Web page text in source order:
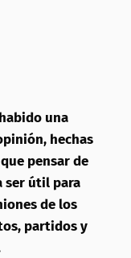
una
hechas
pensar de
ser útil para
de los
partidos y